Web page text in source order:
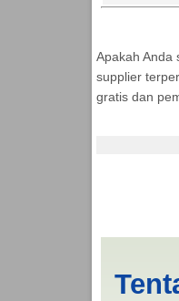
Apakah Anda
supplier
gratis dan